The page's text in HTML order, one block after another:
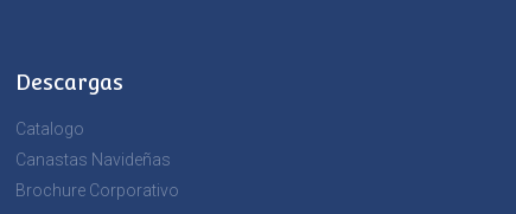
Descargas
Catalogo
Canastas Navideñas
Brochure Corporativo